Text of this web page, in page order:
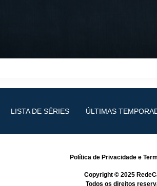
LISTA DE SÉRIES ÚLTIMAS
Política de Privacidadee
Copyright © 2025
Todos os direitos